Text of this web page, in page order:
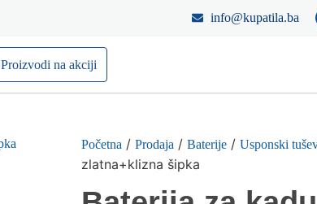
info@kupatila.ba
Proizvodi na akciji
Početna / Prodaja / Baterije / Usponski
zlatna+klizna šipka